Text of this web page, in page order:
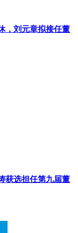
，刘元章拟接任董
获选担任第九届董